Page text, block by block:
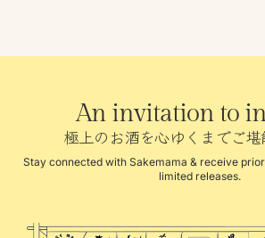
An invitation to
極上のお酒を心ゆくまでご
Stay connected with Sakemama & receive
limited releases.